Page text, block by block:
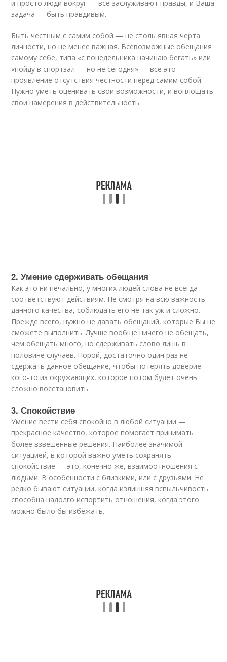
и просто люди вокруг — все заслуживают правды, и Ваша
задача — быть правдивым.
Быть честным с самим собой — не столь явная черта
личности, но не менее важная. Всевозможные обещания
самому себе, типа «с понедельника начинаю бегать» или
«пойду в спортзал — но не сегодня» — все это
проявление отсутствия честности перед самим собой.
Нужно уметь оценивать свои возможности, и воплощать
свои намерения в действительность.
2. Умение сдерживать обещания
Как это ни печально, у многих людей слова не всегда
соответствуют действиям. Не смотря на всю важность
данного качества, соблюдать его не так уж и сложно.
Прежде всего, нужно не давать обещаний, которые Вы не
сможете выполнить. Лучше вообще ничего не обещать,
чем обещать много, но сдерживать слово лишь в
половине случаев. Порой, достаточно один раз не
сдержать данное обещание, чтобы потерять доверие
кого-то из окружающих, которое потом будет очень
сложно восстановить.
3. Спокойствие
Умение вести себя спокойно в любой ситуации —
прекрасное качество, которое помогает принимать
более взвешенные решения. Наиболее значимой
ситуацией, в которой важно уметь сохранять
спокойствие — это, конечно же, взаимоотношения с
людьми. В особенности с близкими, или с друзьями. Не
редко бывают ситуации, когда излишняя вспыльчивость
способна надолго испортить отношения, когда этого
можно было бы избежать.